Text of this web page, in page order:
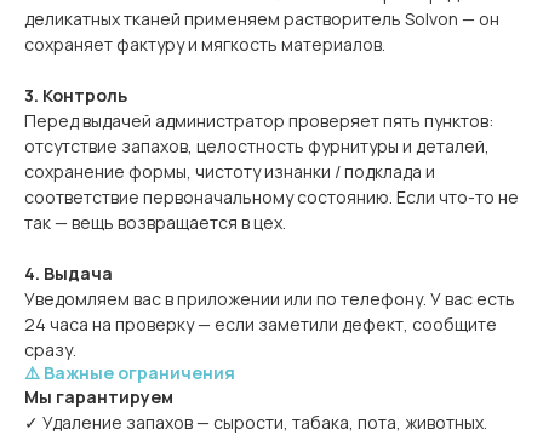
деликатных тканей применяем растворитель Solvon — он
сохраняет фактуру и мягкость материалов.
3. Контроль
Перед выдачей администратор проверяет пять пунктов:
отсутствие запахов, целостность фурнитуры и деталей,
сохранение формы, чистоту изнанки / подклада и
соответствие первоначальному состоянию. Если что-то не
так — вещь возвращается в цех.
4. Выдача
Уведомляем вас в приложении или по телефону. У вас есть
24 часа на проверку — если заметили дефект, сообщите
сразу.
⚠️ Важные ограничения
Мы гарантируем
✓ Удаление запахов — сырости, табака, пота, животных.